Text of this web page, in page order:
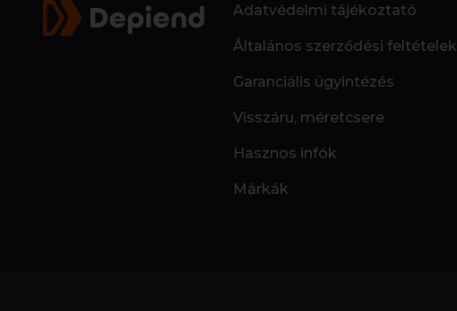
Adatvédelmi tájékoztató
Általános szerződési feltételek
Garanciális ügyintézés
Visszáru, méretcsere
Hasznos infók
Márkák